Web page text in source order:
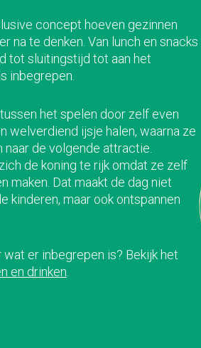
concept hoeven gezinnen
na te denken. Van lunch en snacks
tot sluitingstijd tot aan het
inbegrepen.
het spelen door zelf even
welverdiend ijsje halen, waarna ze
de volgende attractie.
de koning te rijk omdat ze zelf
maken. Dat maakt de dag niet
kinderen, maar ook ontspannen
er inbegrepen is? Bekijk het
en drinken